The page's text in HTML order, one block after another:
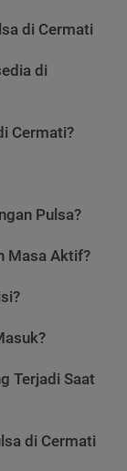
di Cermati
di
Cermati?
Pulsa?
Masa Aktif?
Terjadi Saat
di Cermati